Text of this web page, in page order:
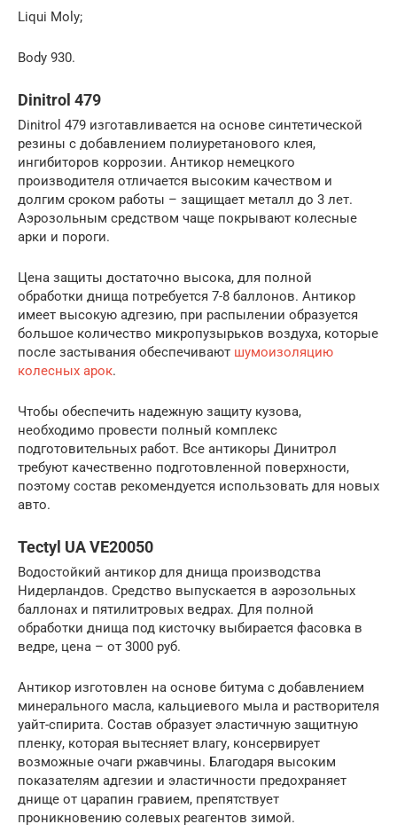
Liqui Moly;
Body 930.
Dinitrol 479
Dinitrol 479 изготавливается на основе синтетической
резины с добавлением полиуретанового клея,
ингибиторов коррозии. Антикор немецкого
производителя отличается высоким качеством и
долгим сроком работы – защищает металл до 3 лет.
Аэрозольным средством чаще покрывают колесные
арки и пороги.
Цена защиты достаточно высока, для полной
обработки днища потребуется 7-8 баллонов. Антикор
имеет высокую адгезию, при распылении образуется
большое количество микропузырьков воздуха, которые
после застывания обеспечивают шумоизоляцию
колесных арок.
Чтобы обеспечить надежную защиту кузова,
необходимо провести полный комплекс
подготовительных работ. Все антикоры Динитрол
требуют качественно подготовленной поверхности,
поэтому состав рекомендуется использовать для новых
авто.
Tectyl UA VE20050
Водостойкий антикор для днища производства
Нидерландов. Средство выпускается в аэрозольных
баллонах и пятилитровых ведрах. Для полной
обработки днища под кисточку выбирается фасовка в
ведре, цена – от 3000 руб.
Антикор изготовлен на основе битума с добавлением
минерального масла, кальциевого мыла и растворителя
уайт-спирита. Состав образует эластичную защитную
пленку, которая вытесняет влагу, консервирует
возможные очаги ржавчины. Благодаря высоким
показателям адгезии и эластичности предохраняет
днище от царапин гравием, препятствует
проникновению солевых реагентов зимой.